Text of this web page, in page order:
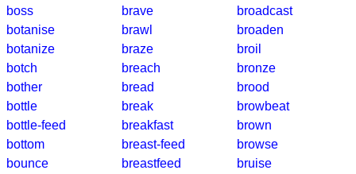
boss
botanise
botanize
botch
bother
bottle
bottle-feed
bottom
bounce
brave
brawl
braze
breach
bread
break
breakfast
breast-feed
breastfeed
broadcast
broaden
broil
bronze
brood
browbeat
brown
browse
bruise